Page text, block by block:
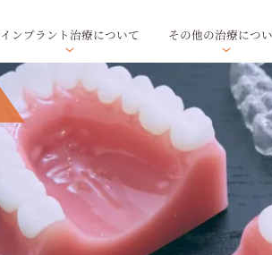
インプラント治療について その他の治療につ